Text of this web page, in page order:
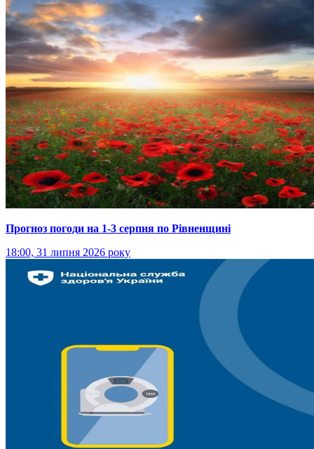
Прогноз погоди на 1-3 серпня по Рівненщині
18:00, 31 липня 2026 року